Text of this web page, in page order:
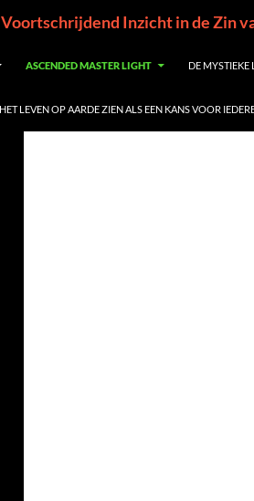
Voortschrijdend Inzicht in de Zin
ASCENDED MASTER LIGHT DE MYSTIEKE
HET LEVEN OP AARDE ZIEN ALS EEN KANS VOOR